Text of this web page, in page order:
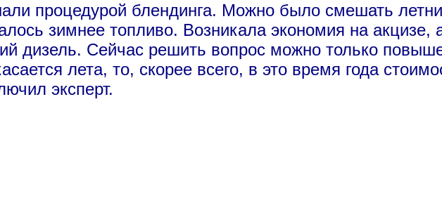
процедурой блендинга. Можно было смешать
зимнее топливо. Возникала экономия на акцизе,
дизель. Сейчас решить вопрос можно только
лета, то, скорее всего, в это время года
эксперт.